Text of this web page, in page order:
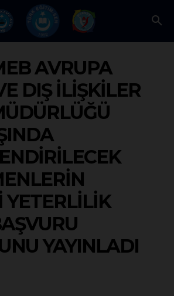
AVRUPA
DIŞ İLİŞKİLER
YETERLİLİK
YAYINLADI